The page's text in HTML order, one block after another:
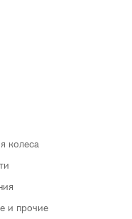
колеса
и прочие